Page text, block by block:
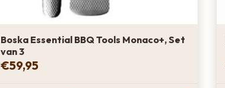
Boska Essential BBQ Tools Monaco+, Set
van 3
€59,95